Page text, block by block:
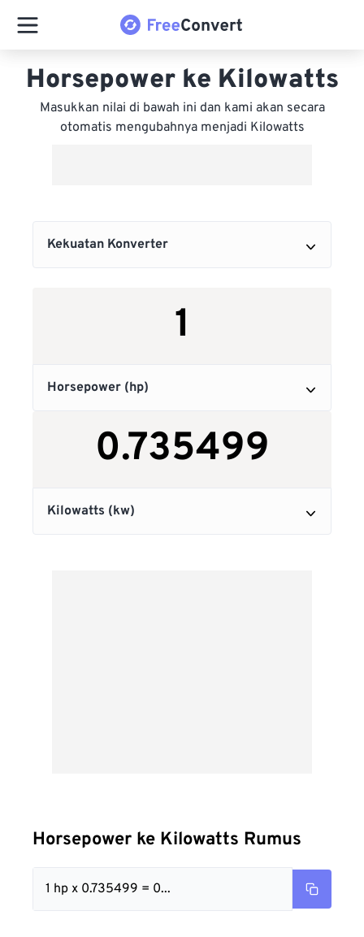
Horsepower ke Kilowatts
Masukkan nilai di bawah ini dan kami akan secara
otomatis mengubahnya menjadi Kilowatts
Horsepower ke Kilowatts Rumus
1 hp x 0.735499 = 0...